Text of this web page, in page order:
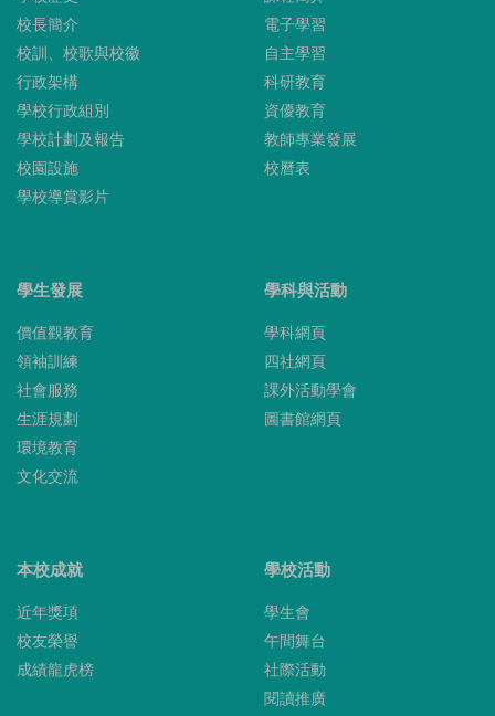
校長簡介
校訓、校歌與校徽
行政架構
學校行政組別
學校計劃及報告
校園設施
學校導賞影片
電子學習
自主學習
科研教育
資優教育
教師專業發展
校曆表
學生發展
價值觀教育
領袖訓練
社會服務
生涯規劃
環境教育
文化交流
學科與活動
學科網頁
四社網頁
課外活動學會
圖書館網頁
本校成就
近年獎項
校友榮譽
成績龍虎榜
學校活動
學生會
午間舞台
社際活動
閱讀推廣